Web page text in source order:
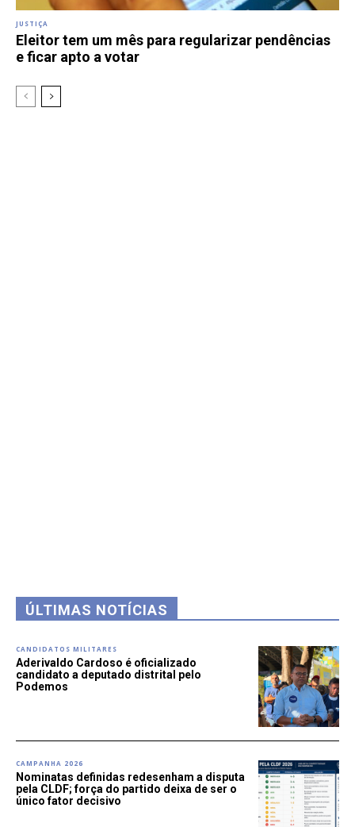
JUSTIÇA
Eleitor tem um mês para regularizar pendências
e ficar apto a votar
ÚLTIMAS NOTÍCIAS
CANDIDATOS MILITARES
Aderivaldo Cardoso é oficializado
candidato a deputado distrital pelo
Podemos
CAMPANHA 2026
Nominatas definidas redesenham a disputa
pela CLDF; força do partido deixa de ser o
único fator decisivo